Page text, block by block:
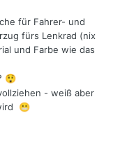
für Fahrer- und
fürs Lenkrad (nix
und Farbe wie das
😲
- weiß aber
😬